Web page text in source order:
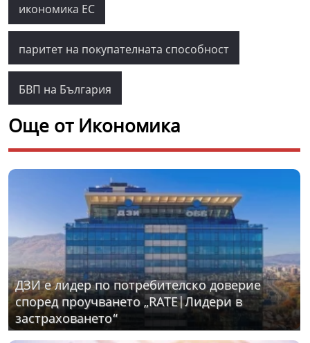
икономика ЕС
паритет на покупателната способност
БВП на България
Още от Икономика
ДЗИ е лидер по потребителско доверие
според проучването „RATE|Лидери в
застраховането“